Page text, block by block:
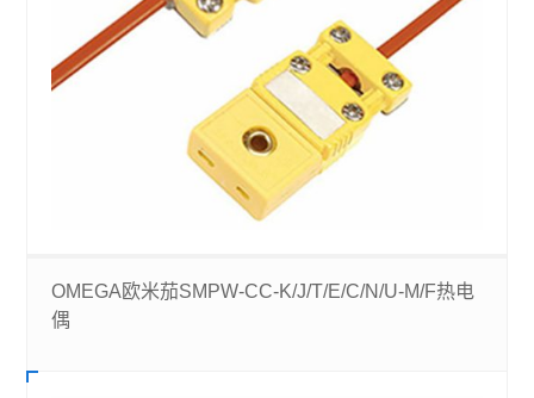
OMEGA欧米茄SMPW-CC-K/J/T/E/C/N/U-M/F热电
偶